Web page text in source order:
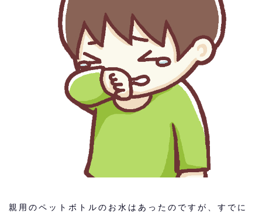
親用のペットボトルのお水はあったのですが、すでに